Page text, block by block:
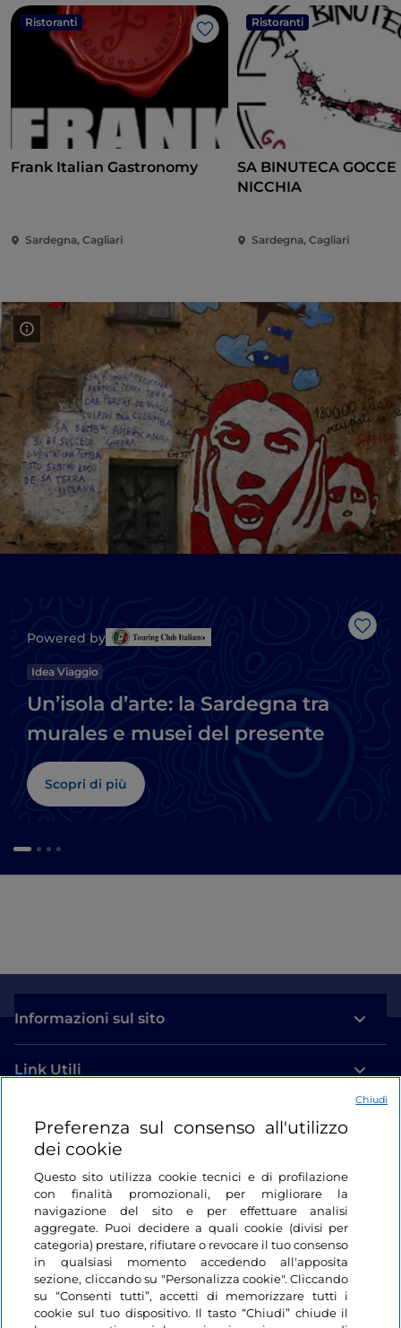
Ristoranti
Like
Frank Italian Gastronomy
Sardegna, Cagliari
Ristoranti
SA BINUTECA GOCCE
NICCHIA
Sardegna, Cagliari
Like
Powered by
Idea Viaggio
Un’isola d’arte: la Sardegna tra
murales e musei del presente
Scopri di più
Informazioni sul sito
Link Utili
Login
Restiamo in contatto
Preferenza sul consenso all'utilizzo
dei cookie
Questo sito utilizza cookie tecnici e di profilazione
con finalità promozionali, per migliorare la
navigazione del sito e per effettuare analisi
aggregate. Puoi decidere a quali cookie (divisi per
categoria) prestare, rifiutare o revocare il tuo consenso
in qualsiasi momento accedendo all'apposita
sezione, cliccando su "Personalizza cookie". Cliccando
su “Consenti tutti”, accetti di memorizzare tutti i
cookie sul tuo dispositivo. Il tasto “Chiudi” chiude il
Chiudi